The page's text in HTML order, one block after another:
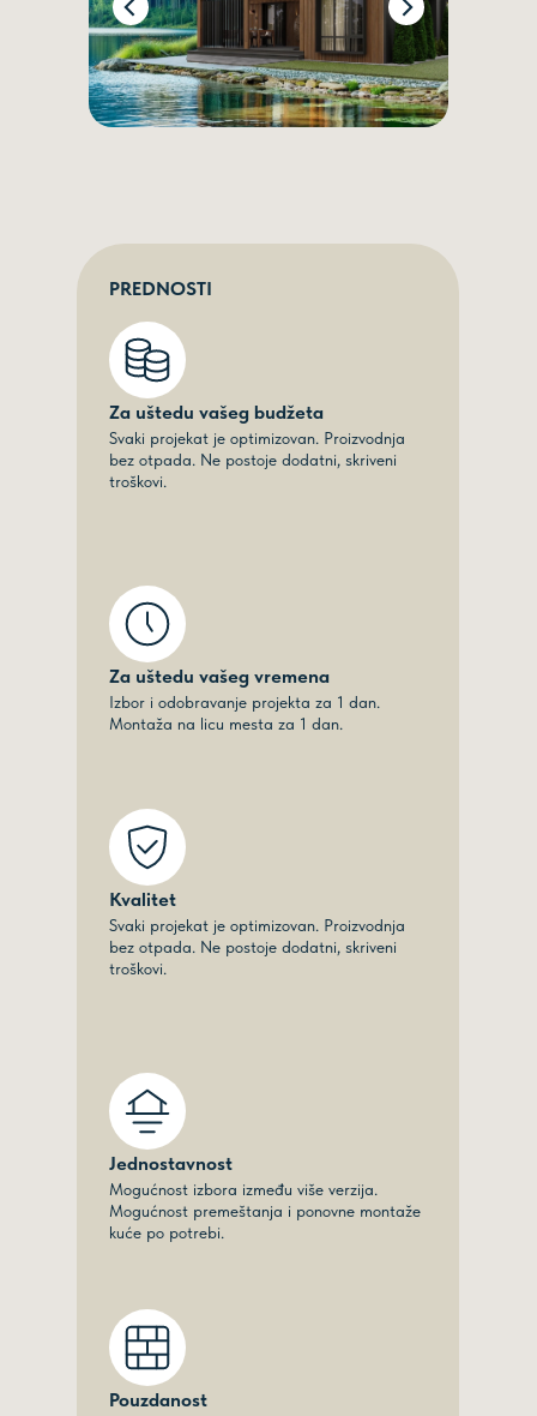
Za uštedu vašeg vremena
Izbor i odobravanje projekta za 1 dan.
Montaža na licu mesta za 1 dan.
Za uštedu vašeg budžeta
Svaki projekat je optimizovan. Proizvodnja
bez otpada. Ne postoje dodatni, skriveni
troškovi.
Kvalitet
Svaki projekat je optimizovan. Proizvodnja
bez otpada. Ne postoje dodatni, skriveni
troškovi.
Pouzdanost
Jednostavnost
Mogućnost izbora između više verzija.
Mogućnost premeštanja i ponovne montaže
kuće po potrebi.
PREDNOSTI